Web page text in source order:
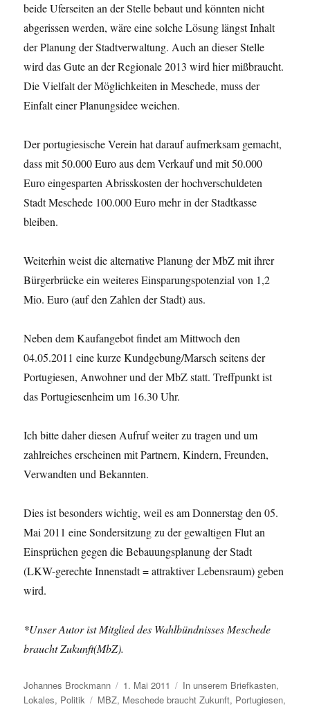
beide Uferseiten an der Stelle bebaut und könnten nicht
abgerissen werden, wäre eine solche Lösung längst Inhalt
der Planung der Stadtverwaltung. Auch an dieser Stelle
wird das Gute an der Regionale 2013 wird hier mißbraucht.
Die Vielfalt der Möglichkeiten in Meschede, muss der
Einfalt einer Planungsidee weichen.
Der portugiesische Verein hat darauf aufmerksam gemacht,
dass mit 50.000 Euro aus dem Verkauf und mit 50.000
Euro eingesparten Abrisskosten der hochverschuldeten
Stadt Meschede 100.000 Euro mehr in der Stadtkasse
bleiben.
Weiterhin weist die alternative Planung der MbZ mit ihrer
Bürgerbrücke ein weiteres Einsparungspotenzial von 1,2
Mio. Euro (auf den Zahlen der Stadt) aus.
Neben dem Kaufangebot findet am Mittwoch den
04.05.2011 eine kurze Kundgebung/Marsch seitens der
Portugiesen, Anwohner und der MbZ statt. Treffpunkt ist
das Portugiesenheim um 16.30 Uhr.
Ich bitte daher diesen Aufruf weiter zu tragen und um
zahlreiches erscheinen mit Partnern, Kindern, Freunden,
Verwandten und Bekannten.
Dies ist besonders wichtig, weil es am Donnerstag den 05.
Mai 2011 eine Sondersitzung zu der gewaltigen Flut an
Einsprüchen gegen die Bebauungsplanung der Stadt
(LKW-gerechte Innenstadt = attraktiver Lebensraum) geben
wird.
*Unser Autor ist Mitglied des Wahlbündnisses Meschede
braucht Zukunft(MbZ).
Autor
Johannes Brockmann
Veröffentlicht
am
1. Mai 2011 Kategorien
In unserem Briefkasten,
Lokales, Politik Schlagwörter
MBZ, Meschede braucht Zukunft, Portugiesen,